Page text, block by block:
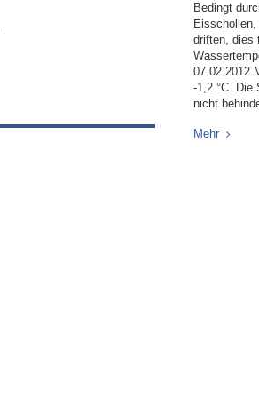
Bedingt
driften, dies
07.02.2012
-1,2 °C. Die
nicht
Mehr